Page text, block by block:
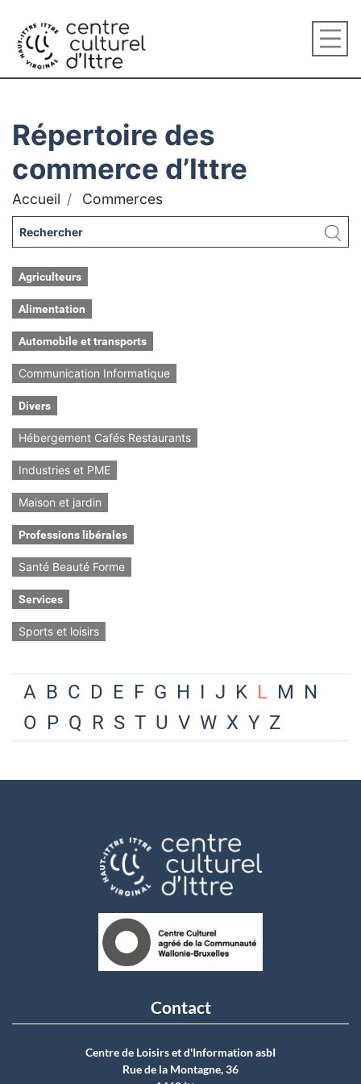
Répertoire des
commerce d’Ittre
Accueil Commerces
Agriculteurs
Alimentation
Automobile et transports
Communication Informatique
Divers
Hébergement Cafés Restaurants
Industries et PME
Maison et jardin
Professions libérales
Santé Beauté Forme
Services
Sports et loisirs
A B C D E F G H I J K L M N
O P Q R S T U V W X Y Z
Contact
Centre de Loisirs et d'Information asbI
Rue de la Montagne, 36